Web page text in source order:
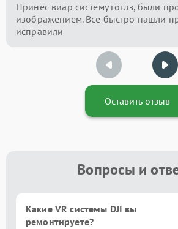
Принёс виар систему гоглз, были
изображением. Все быстро нашли
исправили
Оставить отзыв
Вопросы и
Какие VR системы DJI вы
ремонтируете?